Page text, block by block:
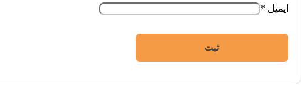
ایمیل *